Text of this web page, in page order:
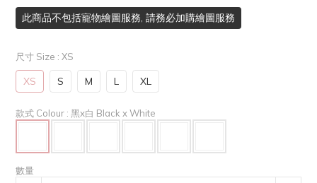
此商品不包括寵物繪圖服務, 請務必加購繪圖服務
尺寸 Size : XS
XS S M L XL
款式 Colour : 黑x白 Black x White
數量